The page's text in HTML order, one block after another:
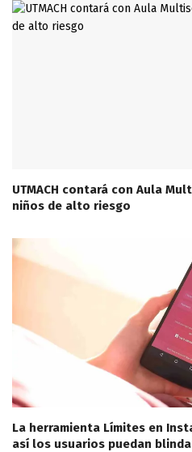
UTMACH contará con Aula
niños de alto riesgo
La herramienta Límites en
así los usuarios puedan